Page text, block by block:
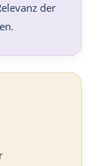
der